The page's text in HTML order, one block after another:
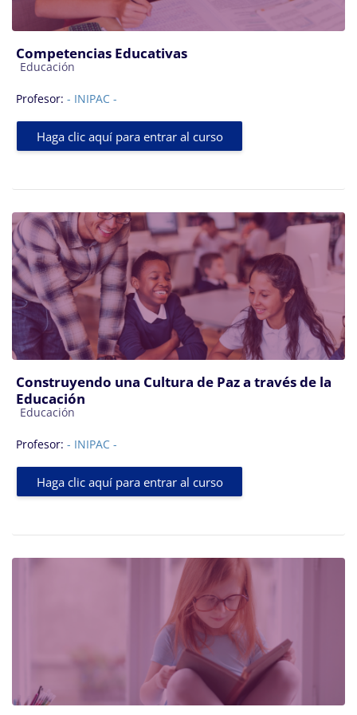
Competencias Educativas
Categoría de cursos
Educación
Profesor: - INIPAC -
Haga clic aquí para entrar al curso
Construyendo una Cultura de Paz a través de la
Educación
Categoría de cursos
Educación
Profesor: - INIPAC -
Haga clic aquí para entrar al curso